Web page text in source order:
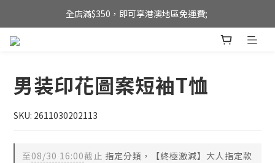
全店滿$350，即可享港澳地區免運費;
全店滿$350，即可享港澳地區免運費;
男装印花圖案短袖T恤
SKU: 2611030202113
至08/30 16:00截止 指定分類，【終極激減】大人指定款